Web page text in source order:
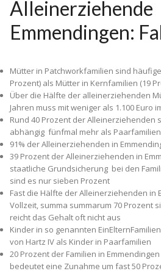
Alleinerziehende
Emmendingen:
Mütter in Patchworkfamilien sind
Prozent) als Mütter in Kernfamilien (19
Über die Hälfte der alleinerziehenden
Jahren muss mit weniger als 1.100 Euro
Rund 40 Prozent der Alleinerziehenden
abhängig ­ fünfmal mehr als
91% der Alleinerziehenden in
39 Prozent der Alleinerziehenden in
staatliche Grundsicherung ­ bei den
sind es nur sieben Prozent
Fast die Hälfte der Alleinerziehenden in
Vollzeit, summa summarum 70 Prozent
reicht das Gehalt oft nicht aus
Kinder in so genannten
von Hartz IV als Kinder in Paarfamilien
20 Prozent der Familien in
bedeutet eine Zunahme um fast 50